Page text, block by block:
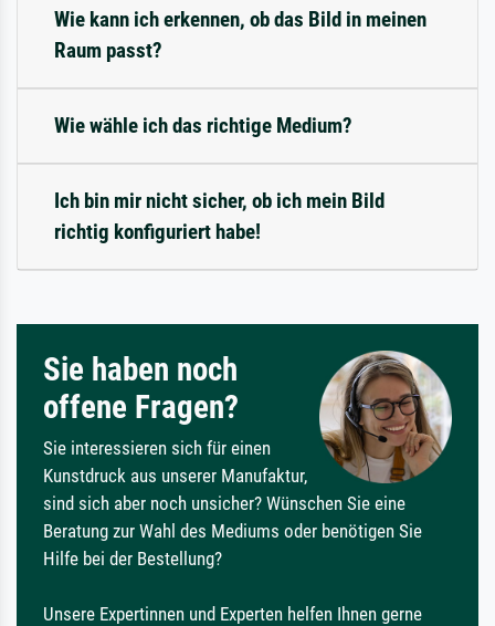
Wie kann ich erkennen, ob das Bild in meinen
Raum passt?
Wie wähle ich das richtige Medium?
Ich bin mir nicht sicher, ob ich mein Bild
richtig konfiguriert habe!
Sie haben noch
offene Fragen?
Sie interessieren sich für einen
Kunstdruck aus unserer Manufaktur,
sind sich aber noch unsicher? Wünschen Sie eine
Beratung zur Wahl des Mediums oder benötigen Sie
Hilfe bei der Bestellung?
Unsere Expertinnen und Experten helfen Ihnen gerne